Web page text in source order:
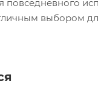
выбором